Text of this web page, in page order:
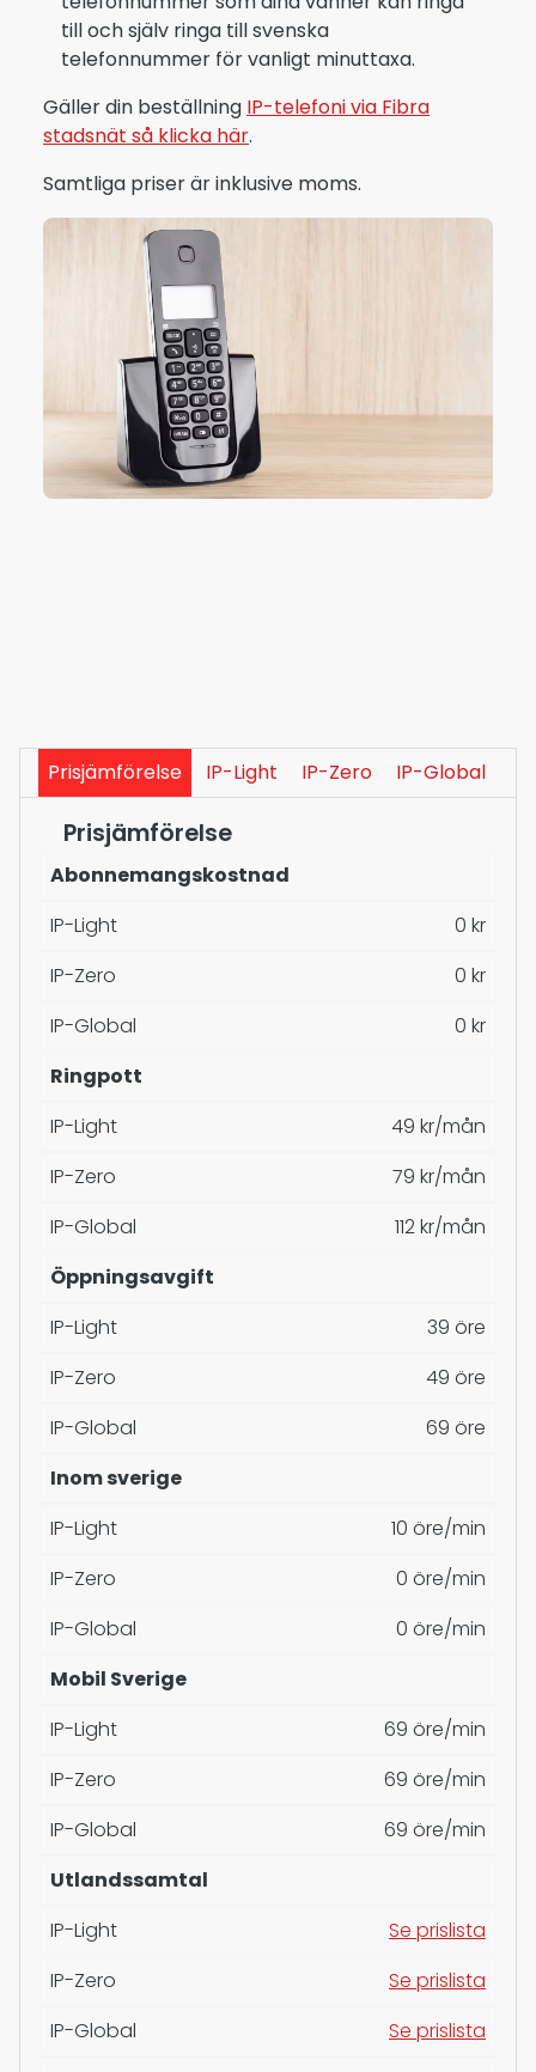
till och själv ringa till svenska
telefonnummer för vanligt minuttaxa.
Gäller din beställning IP-telefoni via Fibra
stadsnät så klicka här.
Samtliga priser är inklusive moms.
Prisjämförelse IP-Light IP-Zero IP-Global
Prisjämförelse
Abonnemangskostnad
IP-Light
0 kr
IP-Zero
0 kr
IP-Global
0 kr
Ringpott
IP-Light
49 kr/mån
IP-Zero
79 kr/mån
IP-Global
112 kr/mån
Öppningsavgift
IP-Light
39 öre
IP-Zero
49 öre
IP-Global
69 öre
Inom sverige
IP-Light
10 öre/min
IP-Zero
0 öre/min
IP-Global
0 öre/min
Mobil Sverige
IP-Light
69 öre/min
IP-Zero
69 öre/min
IP-Global
69 öre/min
Utlandssamtal
IP-Light
Se prislista
IP-Zero
Se prislista
IP-Global
Se prislista